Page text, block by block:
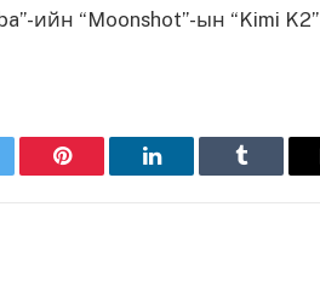
ийн “Moonshot”-ын “Kimi K2”
Pinterest LinkedIn Tumblr